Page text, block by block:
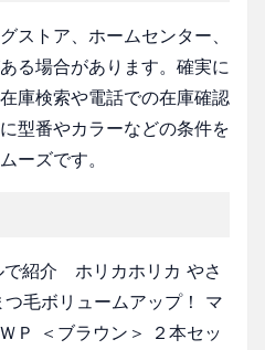
ストア、ホームセンター、
る場合があります。確実に
庫検索や電話での在庫確認
型番やカラーなどの条件を
ーズです。
で紹介 ホリカホリカ やさ
毛ボリュームアップ！ マ
Ｐ ＜ブラウン＞ ２本セッ